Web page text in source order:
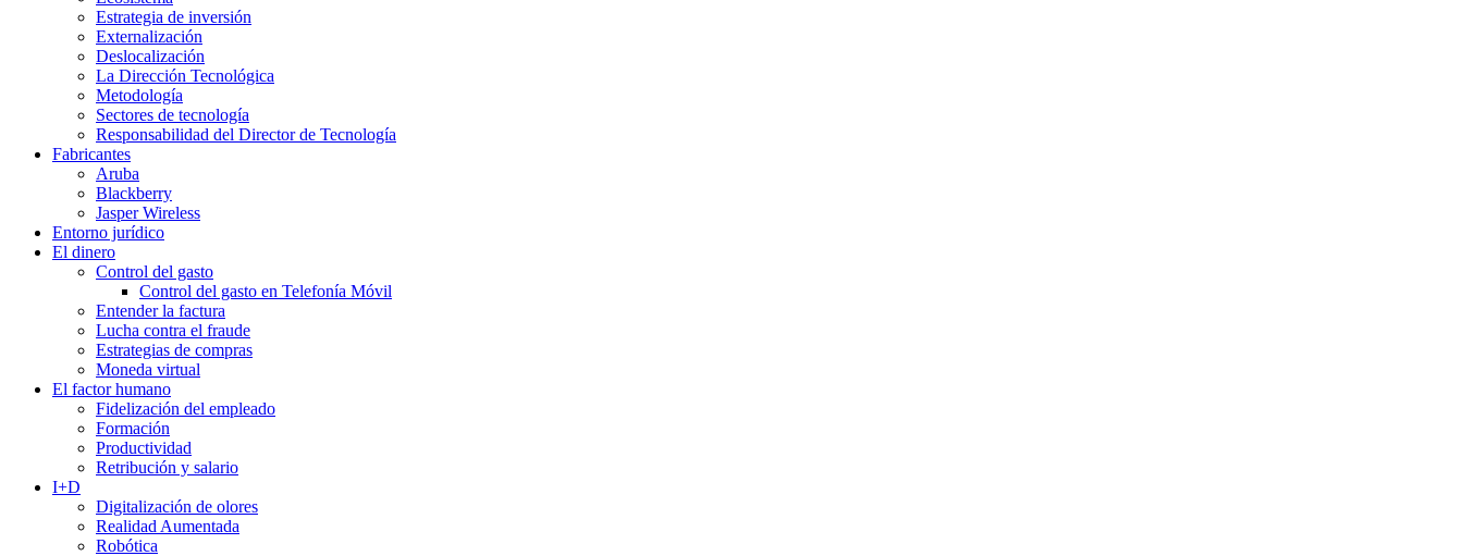
Estrategia de inversión
Externalización
Deslocalización
La Dirección Tecnológica
Metodología
Sectores de tecnología
Responsabilidad del Director de Tecnología
Fabricantes
Aruba
Blackberry
Jasper Wireless
Entorno jurídico
El dinero
Control del gasto
Control del gasto en Telefonía Móvil
Entender la factura
Lucha contra el fraude
Estrategias de compras
Moneda virtual
El factor humano
Fidelización del empleado
Formación
Productividad
Retribución y salario
I+D
Digitalización de olores
Realidad Aumentada
Robótica